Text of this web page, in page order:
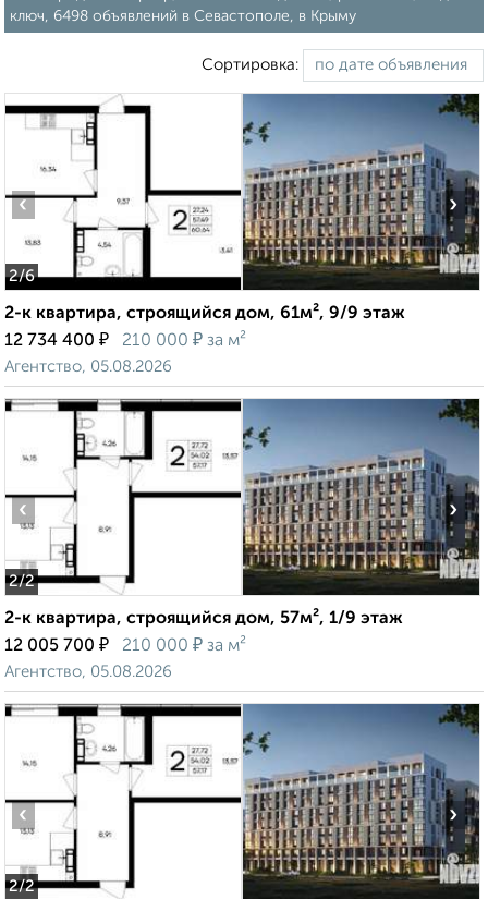
ключ, 6498 объявлений в Севастополе, в Крыму
Сортировка:
2/6
‹ ›
2-к квартира, строящийся дом, 61м², 9/9 этаж
12 734 400 ₽ 210 000 ₽ за м²
Агентство, 05.08.2026
2/2
‹ ›
2-к квартира, строящийся дом, 57м², 1/9 этаж
12 005 700 ₽ 210 000 ₽ за м²
Агентство, 05.08.2026
2/2
‹ ›